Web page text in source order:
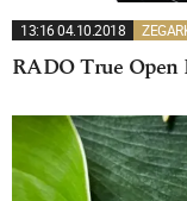
13:16 04.10.2018
RADO True